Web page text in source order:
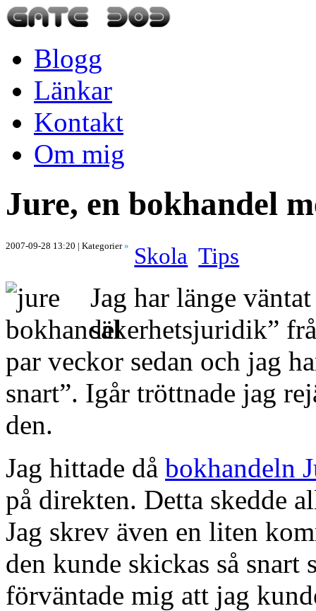
Blogg
Länkar
Kontakt
Om mig
Jure, en bokhandel
2007-09-28 13:20 | Kategorier» Skola Tips
Jag har länge
säkerhetsjuridik”
par veckor sedan och jag
snart”. Igår tröttnade jag
den.
Jag hittade då bokhandeln
på direkten. Detta skedde
Jag skrev även en liten
den kunde skickas så
förväntade mig att jag